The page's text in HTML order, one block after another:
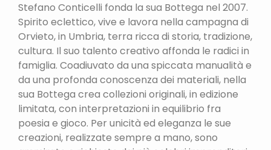
Stefano Conticelli fonda la sua Bottega nel 2007.
Spirito eclettico, vive e lavora nella campagna di
Orvieto, in Umbria, terra ricca di storia, tradizione,
cultura. Il suo talento creativo affonda le radici in
famiglia. Coadiuvato da una spiccata manualità e
da una profonda conoscenza dei materiali, nella
sua Bottega crea collezioni originali, in edizione
limitata, con interpretazioni in equilibrio fra
poesia e gioco. Per unicità ed eleganza le sue
creazioni, realizzate sempre a mano, sono